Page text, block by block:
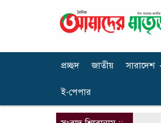
প্রচ্ছদ জাতীয় সারাদেশ
ই-পেপার